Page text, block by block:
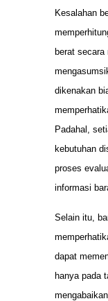
Kesalahan
berat secara
dikenakan
Padahal,
kebutuhan
proses
informasi
Selain itu,
dapat
hanya pada